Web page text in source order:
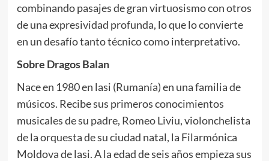
combinando pasajes de gran virtuosismo con otros
de una expresividad profunda, lo que lo convierte
en un desafío tanto técnico como interpretativo.
Sobre Dragos Balan
Nace en 1980 en lasi (Rumanía) en una familia de
músicos. Recibe sus primeros conocimientos
musicales de su padre, Romeo Liviu, violonchelista
de la orquesta de su ciudad natal, la Filarmónica
Moldova de lasi. A la edad de seis años empieza sus